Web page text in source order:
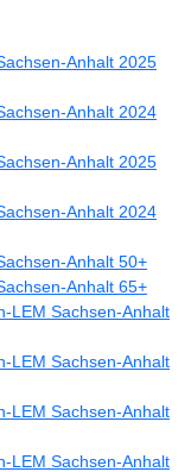
Anhalt 2025
Anhalt 2024
Anhalt 2025
Anhalt 2024
Anhalt 50+
Anhalt 65+
LEM Sachsen-Anhalt
LEM Sachsen-Anhalt
LEM Sachsen-Anhalt
LEM Sachsen-Anhalt